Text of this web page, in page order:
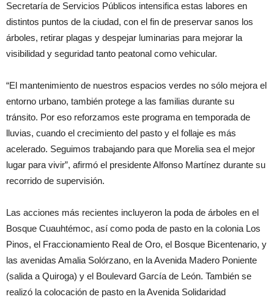
Secretaría de Servicios Públicos intensifica estas labores en
distintos puntos de la ciudad, con el fin de preservar sanos los
árboles, retirar plagas y despejar luminarias para mejorar la
visibilidad y seguridad tanto peatonal como vehicular.
“El mantenimiento de nuestros espacios verdes no sólo mejora el
entorno urbano, también protege a las familias durante su
tránsito. Por eso reforzamos este programa en temporada de
lluvias, cuando el crecimiento del pasto y el follaje es más
acelerado. Seguimos trabajando para que Morelia sea el mejor
lugar para vivir”, afirmó el presidente Alfonso Martínez durante su
recorrido de supervisión.
Las acciones más recientes incluyeron la poda de árboles en el
Bosque Cuauhtémoc, así como poda de pasto en la colonia Los
Pinos, el Fraccionamiento Real de Oro, el Bosque Bicentenario, y
las avenidas Amalia Solórzano, en la Avenida Madero Poniente
(salida a Quiroga) y el Boulevard García de León. También se
realizó la colocación de pasto en la Avenida Solidaridad